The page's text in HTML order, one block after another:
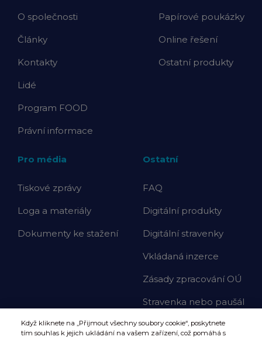
O společnosti
Články
Kontakty
Lidé
Program FOOD
Právní informace
Papírové poukázky
Online řešení
Ostatní produkty
Pro média
Tiskové zprávy
Loga a materiály
Dokumenty ke stažení
Ostatní
FAQ
Digitální produkty
Digitální stravenky
Vkládaná inzerce
Zásady zpracování OÚ
Stravenka nebo paušál
Když kliknete na „Přijmout všechny soubory cookie“, poskytnete
tím souhlas k jejich ukládání na vašem zařízení, což pomáhá s